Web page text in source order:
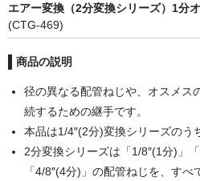
アルミ板
ケミカルウッド
ペレット
POMプレート
エアー変換（2分変換シリーズ）1分
(CTG-469)
商品の説明
径の異なる配管ねじや、オスメス
続するための継手です。
本品は1/4″(2分)変換シリーズのう
2分変換シリーズは「1/8″(1分)」
「4/8″(4分)」の配管ねじを、す